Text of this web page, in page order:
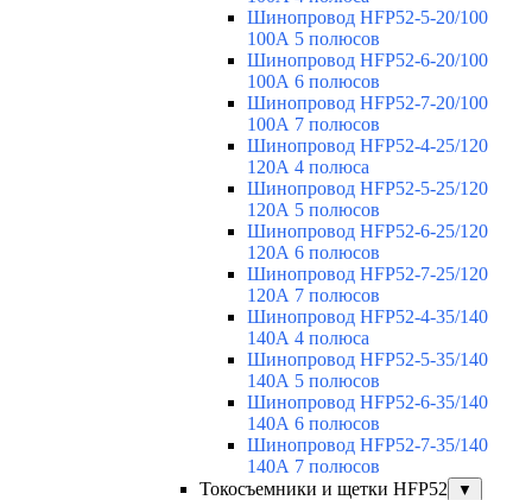
Шинопровод HFP52-5-20/100
100А 5 полюсов
Шинопровод HFP52-6-20/100
100А 6 полюсов
Шинопровод HFP52-7-20/100
100А 7 полюсов
Шинопровод HFP52-4-25/120
120А 4 полюса
Шинопровод HFP52-5-25/120
120А 5 полюсов
Шинопровод HFP52-6-25/120
120А 6 полюсов
Шинопровод HFP52-7-25/120
120А 7 полюсов
Шинопровод HFP52-4-35/140
140А 4 полюса
Шинопровод HFP52-5-35/140
140А 5 полюсов
Шинопровод HFP52-6-35/140
140А 6 полюсов
Шинопровод HFP52-7-35/140
140А 7 полюсов
Токосъемники и щетки HFP52
▼